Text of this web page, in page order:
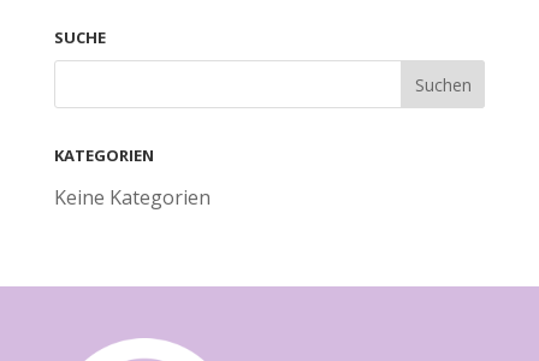
SUCHE
KATEGORIEN
Keine Kategorien